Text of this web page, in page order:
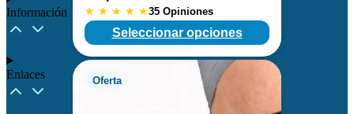
★ ★ ★ ★ ★35 Opiniones
Seleccionar opciones
Oferta
Información
Enlaces